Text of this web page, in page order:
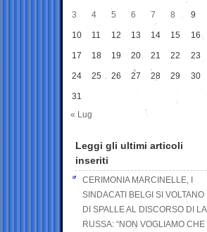
3 4 5 6 7 8 9
10 11 12 13 14 15 16
17 18 19 20 21 22 23
24 25 26 27 28 29 30
31
« Lug
Leggi gli ultimi articoli
inseriti
CERIMONIA MARCINELLE, I
SINDACATI BELGI SI VOLTANO
DI SPALLE AL DISCORSO DI LA
RUSSA: “NON VOGLIAMO CHE